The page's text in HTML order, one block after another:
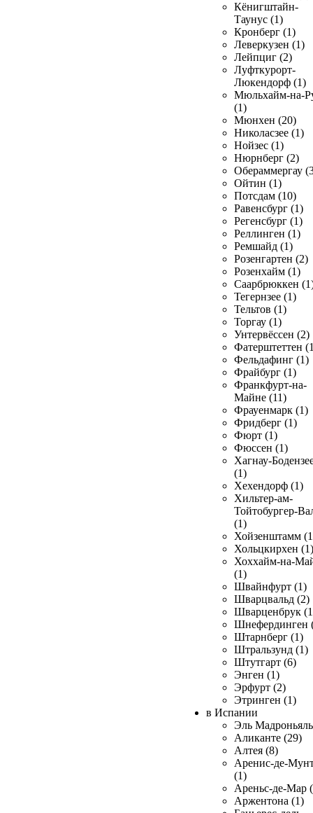
Кёнигштайн-
Таунус (1)
Кронберг (1)
Леверкузен (1)
Лейпциг (2)
Луфткурорт-
Люкендорф (1)
Мюльхайм-на-
(1)
Мюнхен (20)
Николасзее (1)
Нойзес (1)
Нюрнберг (2)
Обераммергау
Ойтин (1)
Потсдам (10)
Равенсбург (1)
Регенсбург (1)
Реллинген (1)
Ремшайд (1)
Розенгартен (2)
Розенхайм (1)
Саарбрюккен
Тегернзее (1)
Тельтов (1)
Торгау (1)
Унтервёссен (2)
Фатерштеттен
Фельдафинг (1)
Фрайбург (1)
Франкфурт-на-
Майне (11)
Фрауенмарк (1)
Фридберг (1)
Фюрт (1)
Фюссен (1)
Хагнау-
(1)
Хехендорф (1)
Хильтер-ам-
Тойтобургер-
(1)
Хойзенштамм
Хольцкирхен (1)
Хоххайм-на-
(1)
Швайнфурт (1)
Шварцвальд (2)
Шварценбрук
Шнефердинген
Штарнберг (1)
Штральзунд (1)
Штутгарт (6)
Энген (1)
Эрфурт (2)
Этринген (1)
в Испании
Эль
Аликанте (29)
Алтея (8)
Аренис-де-
(1)
Ареньс-де-Мар
Аржентона (1)